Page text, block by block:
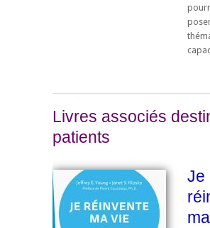
Livres associés
patients
Je